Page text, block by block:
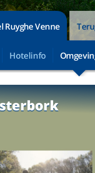
Ruyghe Venne
Hotelinfo